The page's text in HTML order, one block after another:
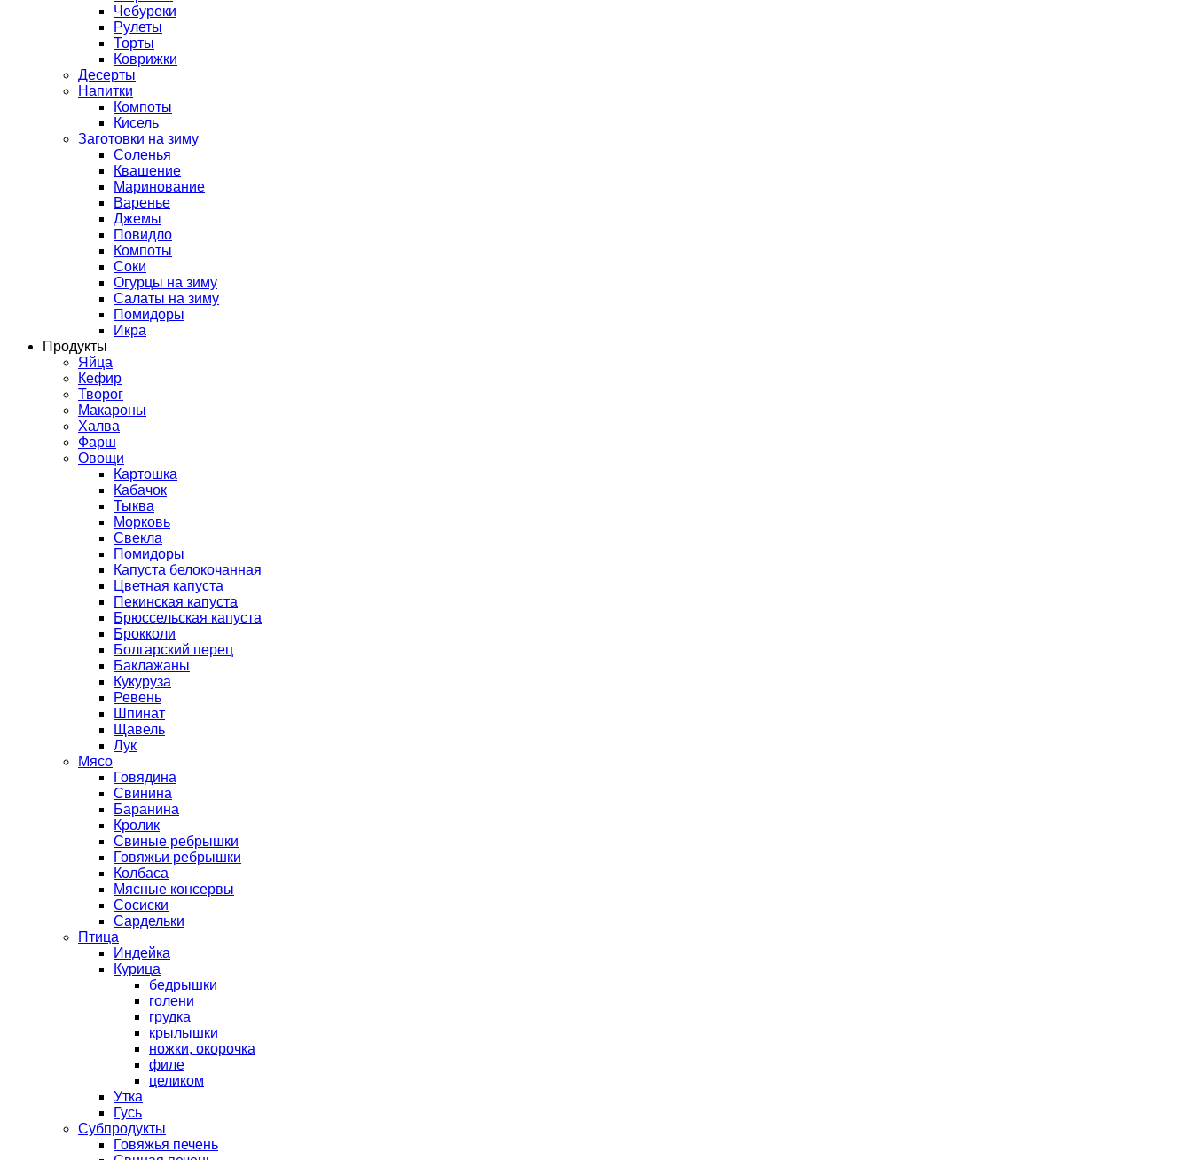
Чебуреки
Рулеты
Торты
Коврижки
Десерты
Напитки
Компоты
Кисель
Заготовки на зиму
Соленья
Квашение
Маринование
Варенье
Джемы
Повидло
Компоты
Соки
Огурцы на зиму
Салаты на зиму
Помидоры
Икра
Продукты
Яйца
Кефир
Творог
Макароны
Халва
Фарш
Овощи
Картошка
Кабачок
Тыква
Морковь
Свекла
Помидоры
Капуста белокочанная
Цветная капуста
Пекинская капуста
Брюссельская капуста
Брокколи
Болгарский перец
Баклажаны
Кукуруза
Ревень
Шпинат
Щавель
Лук
Мясо
Говядина
Свинина
Баранина
Кролик
Свиные ребрышки
Говяжьи ребрышки
Колбаса
Мясные консервы
Сосиски
Сардельки
Птица
Индейка
Курица
бедрышки
голени
грудка
крылышки
ножки, окорочка
филе
целиком
Утка
Гусь
Субпродукты
Говяжья печень